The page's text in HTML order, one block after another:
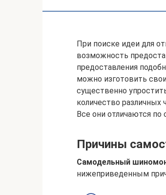
При поиске идеи для
возможность
предоставления
можно изготовить
существенно
количество
Все они отличаются по
Причины
Самодельный
нижеприведенным